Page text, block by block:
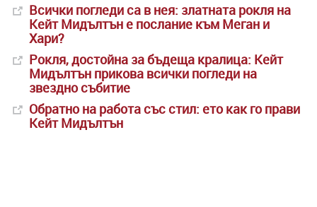
Всички погледи са в нея: златната рокля на
Кейт Мидълтън е послание към Меган и
Хари?
Рокля, достойна за бъдеща кралица: Кейт
Мидълтън прикова всички погледи на
звездно събитие
Обратно на работа със стил: ето как го прави
Кейт Мидълтън